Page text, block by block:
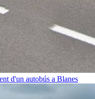
d'un autobús a Blanes